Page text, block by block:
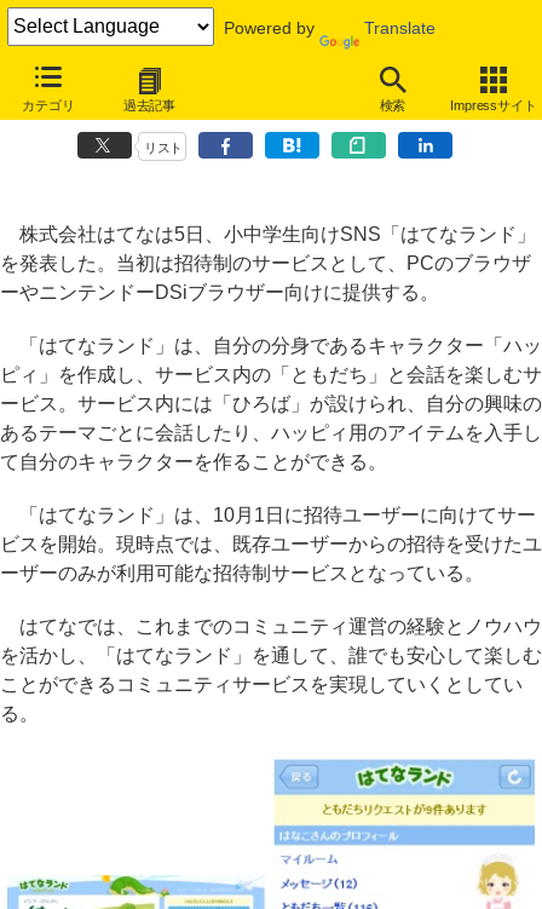
Powered by Translate
カテゴリ 過去記事 検索 Impressサイト
はてな、ニンテンドーDSiからも利用可能な小中学生向けSNS「はてな
ランド」
リスト
株式会社はてなは5日、小中学生向けSNS「はてなランド」
を発表した。当初は招待制のサービスとして、PCのブラウザ
ーやニンテンドーDSiブラウザー向けに提供する。
「はてなランド」は、自分の分身であるキャラクター「ハッ
ピィ」を作成し、サービス内の「ともだち」と会話を楽しむサ
ービス。サービス内には「ひろば」が設けられ、自分の興味の
あるテーマごとに会話したり、ハッピィ用のアイテムを入手し
て自分のキャラクターを作ることができる。
「はてなランド」は、10月1日に招待ユーザーに向けてサー
ビスを開始。現時点では、既存ユーザーからの招待を受けたユ
ーザーのみが利用可能な招待制サービスとなっている。
はてなでは、これまでのコミュニティ運営の経験とノウハウ
を活かし、「はてなランド」を通して、誰でも安心して楽しむ
ことができるコミュニティサービスを実現していくとしてい
る。